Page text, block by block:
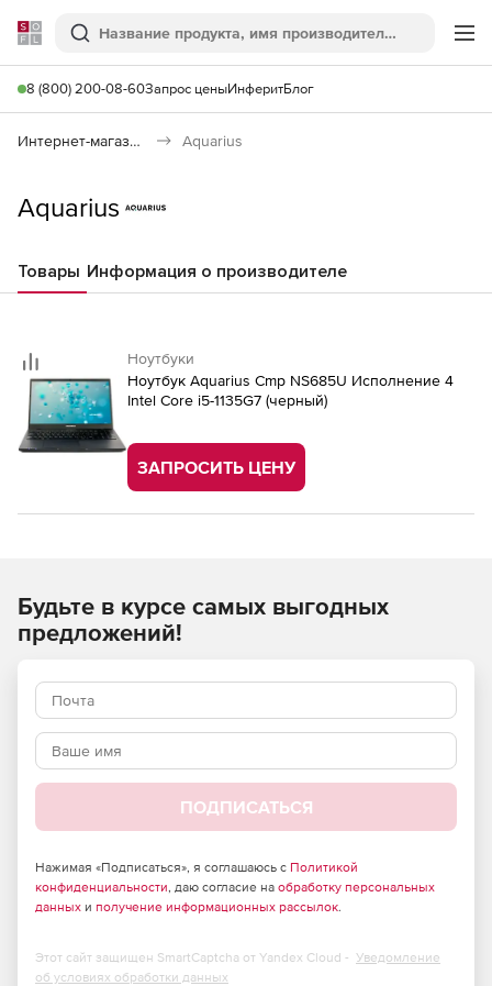
Softline
Поиск
8 (800) 200-08-60Запрос ценыИнферитБлог
Интернет-магазин Aquarius
Aquarius
Товары Информация о производителе
Ноутбуки
Ноутбук Aquarius Cmp NS685U Исполнение 4
Intel Core i5-1135G7 (черный)
ЗАПРОСИТЬ ЦЕНУ
Будьте в курсе самых выгодных
предложений!
ПОДПИСАТЬСЯ
Нажимая «Подписаться», я соглашаюсь с Политикой
конфиденциальности, даю согласие на обработку персональных
данных и получение информационных рассылок.
Этот сайт защищен SmartCaptcha от Yandex Cloud - Уведомление
об условиях обработки данных